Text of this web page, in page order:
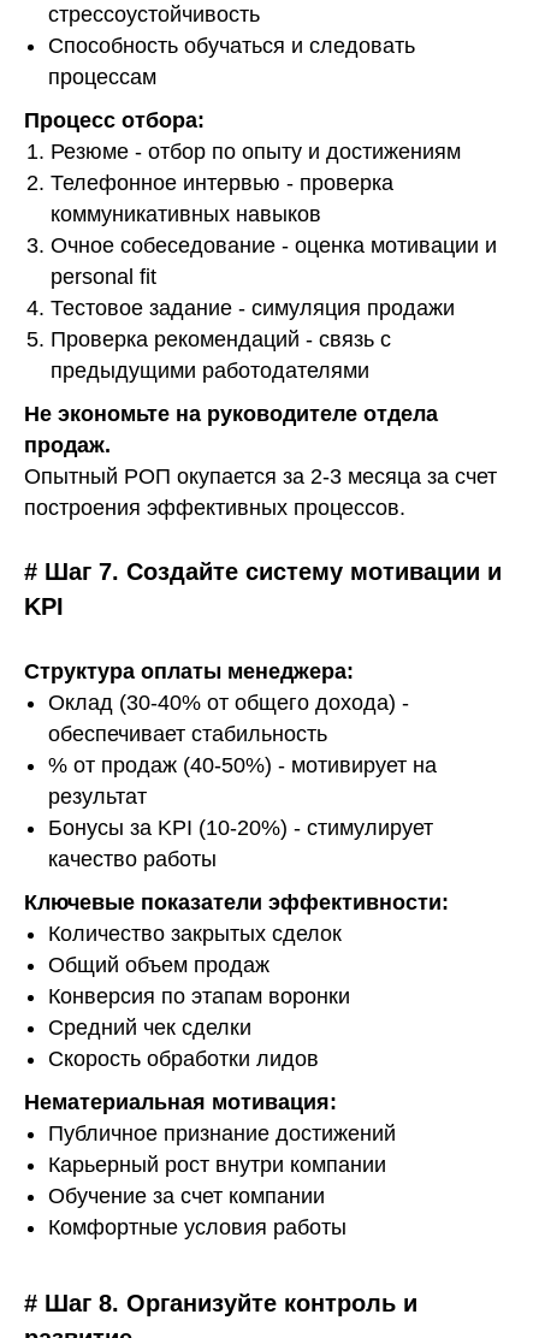
стрессоустойчивость
Способность обучаться и следовать
процессам
Процесс отбора:
Резюме - отбор по опыту и достижениям
Телефонное интервью - проверка
коммуникативных навыков
Очное собеседование - оценка мотивации и
personal fit
Тестовое задание - симуляция продажи
Проверка рекомендаций - связь с
предыдущими работодателями
Не экономьте на руководителе отдела
продаж.
Опытный РОП окупается за 2-3 месяца за счет
построения эффективных процессов.
# Шаг 7. Создайте систему мотивации и
KPI
Структура оплаты менеджера:
Оклад (30-40% от общего дохода) -
обеспечивает стабильность
% от продаж (40-50%) - мотивирует на
результат
Бонусы за KPI (10-20%) - стимулирует
качество работы
Ключевые показатели эффективности:
Количество закрытых сделок
Общий объем продаж
Конверсия по этапам воронки
Средний чек сделки
Скорость обработки лидов
Нематериальная мотивация:
Публичное признание достижений
Карьерный рост внутри компании
Обучение за счет компании
Комфортные условия работы
# Шаг 8. Организуйте контроль и